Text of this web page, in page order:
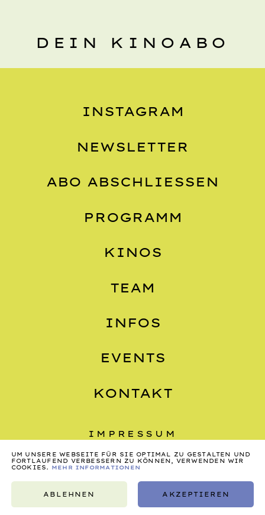
DEIN KINOABO
INSTAGRAM
NEWSLETTER
ABO ABSCHLIESSEN
PROGRAMM
KINOS
TEAM
INFOS
EVENTS
KONTAKT
IMPRESSUM
DATENSCHUTZ
UM UNSERE WEBSEITE FÜR SIE OPTIMAL ZU GESTALTEN UND
FORTLAUFEND VERBESSERN ZU KÖNNEN, VERWENDEN WIR
COOKIES.
MEHR INFORMATIONEN
ABLEHNEN AKZEPTIEREN